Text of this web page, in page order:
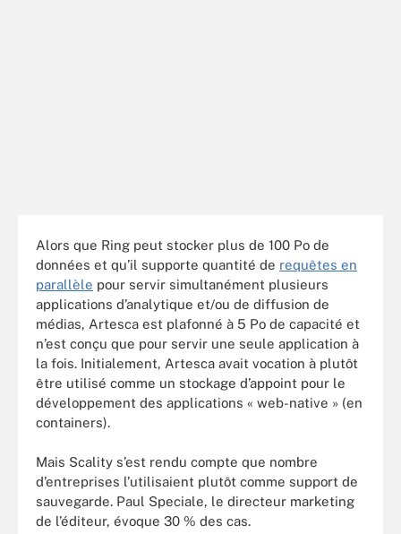
Alors que Ring peut stocker plus de 100 Po de
données et qu’il supporte quantité de requêtes en
parallèle pour servir simultanément plusieurs
applications d’analytique et/ou de diffusion de
médias, Artesca est plafonné à 5 Po de capacité et
n’est conçu que pour servir une seule application à
la fois. Initialement, Artesca avait vocation à plutôt
être utilisé comme un stockage d’appoint pour le
développement des applications « web-native » (en
containers).
Mais Scality s’est rendu compte que nombre
d’entreprises l’utilisaient plutôt comme support de
sauvegarde. Paul Speciale, le directeur marketing
de l’éditeur, évoque 30 % des cas.